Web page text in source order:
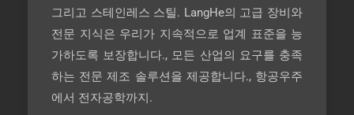
그리고 스테인레스 스틸. LangHe의 고급 장비와
전문 지식은 우리가 지속적으로 업계 표준을 능
가하도록 보장합니다., 모든 산업의 요구를 충족
하는 전문 제조 솔루션을 제공합니다., 항공우주
에서 전자공학까지.